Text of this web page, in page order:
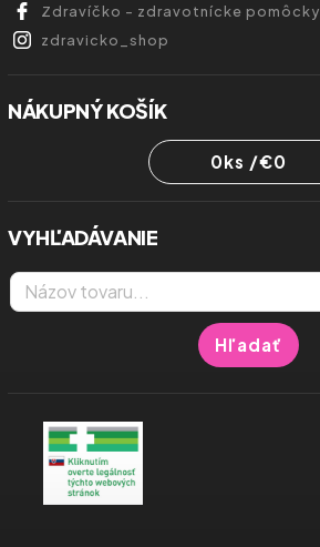
Zdravíčko - zdravotnícke pomôcky
zdravicko_shop
NÁKUPNÝ KOŠÍK
0ks /€0
VYHĽADÁVANIE
Hľadať